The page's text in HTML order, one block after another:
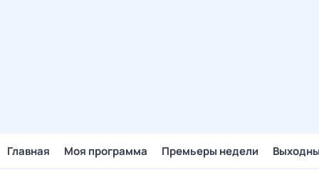
Главная Моя программа Премьеры недели